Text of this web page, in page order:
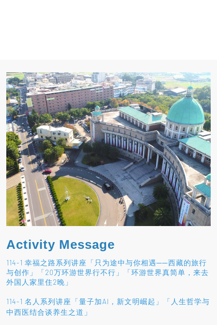
Activity Message
114-1 幸福之路系列讲座「只为途中与你相遇──西藏的旅行
与创作」「20万环游世界行不行」「环游世界真简单，来去
外国人家里住2晚」
114-1 名人系列讲座「量子加AI，新文明崛起」「人生哲学与
中西医结合谈养生之道 」